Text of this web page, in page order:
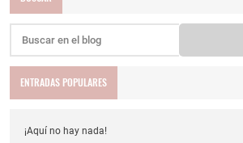
ENTRADAS POPULARES
¡Aquí no hay nada!